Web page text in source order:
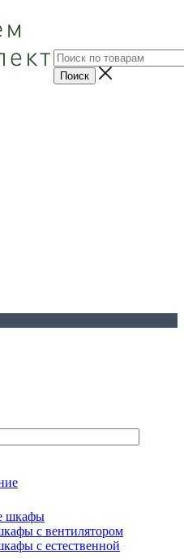
шкафы
с вентилятором
с естественной